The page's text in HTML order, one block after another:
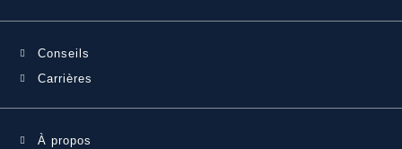
Conseils
Carrières
À propos